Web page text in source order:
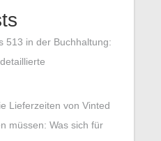
513 in der Buchhaltung:
Lieferzeiten von Vinted
müssen: Was sich für